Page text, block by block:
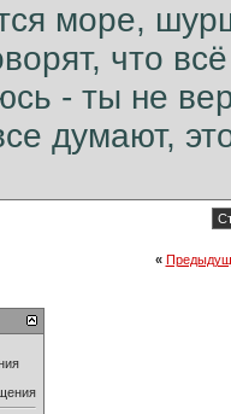
море,
что
- ты не
думают,
«